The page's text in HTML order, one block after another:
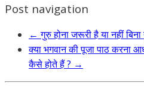
Post navigation
← गुरु होना जरूरी है या नहीं
क्या भगवान की पूजा पाठ करना
कैसे होते हैं ? →